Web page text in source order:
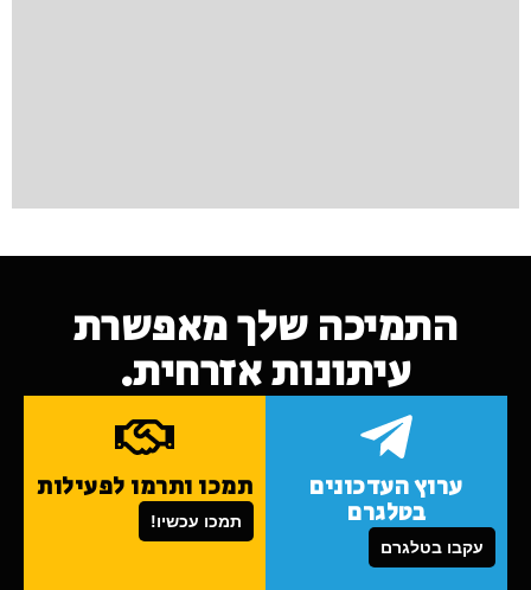
התמיכה שלך מאפשרת
עיתונות אזרחית.
ערוץ העדכונים
בטלגרם
עקבו בטלגרם
תמכו ותרמו לפעילות
תמכו עכשיו!